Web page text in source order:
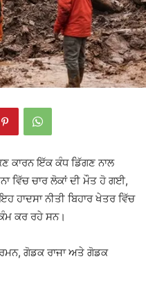
ਕਾਰਨ ਇੱਕ ਕੰਧ ਡਿੱਗਣ ਨਾਲ
ਵਿੱਚ ਚਾਰ ਲੋਕਾਂ ਦੀ ਮੌਤ ਹੋ ਗਈ,
ਹਾਦਸਾ ਨੀਤੀ ਬਿਹਾਰ ਖੇਤਰ ਵਿੱਚ
ਕਰ ਰਹੇ ਸਨ।
ਗੋਡਕ ਰਾਜਾ ਅਤੇ ਗੋਡਕ